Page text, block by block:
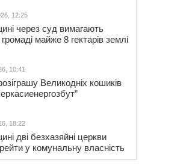
12:25
через суд вимагають
майже 8 гектарів землі
10:41
Великодніх кошиків
18:22
дві безхазяйні церкви
у комунальну власність